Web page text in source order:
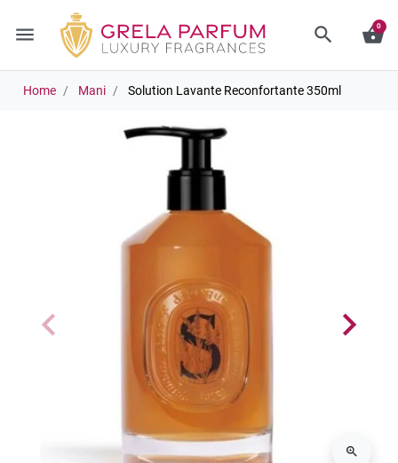
menu search shopping_basket
0
Home Mani Solution Lavante Reconfortante 350ml